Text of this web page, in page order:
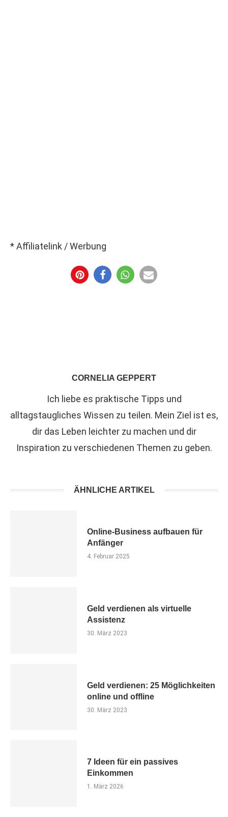
* Affiliatelink / Werbung
CORNELIA GEPPERT
Ich liebe es praktische Tipps und
alltagstaugliches Wissen zu teilen. Mein Ziel ist es,
dir das Leben leichter zu machen und dir
Inspiration zu verschiedenen Themen zu geben.
ÄHNLICHE ARTIKEL
Online-Business aufbauen für
Anfänger
4. Februar 2025
Geld verdienen als virtuelle
Assistenz
30. März 2023
Geld verdienen: 25 Möglichkeiten
online und offline
30. März 2023
7 Ideen für ein passives
Einkommen
1. März 2026